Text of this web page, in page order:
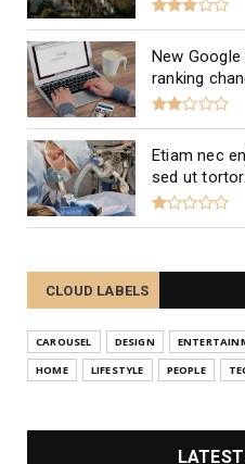
New
ranking
Etiam nec
sed ut tortor.
CLOUD LABELS
CAROUSEL DESIGN
HOME
LIFESTYLE PEOPLE